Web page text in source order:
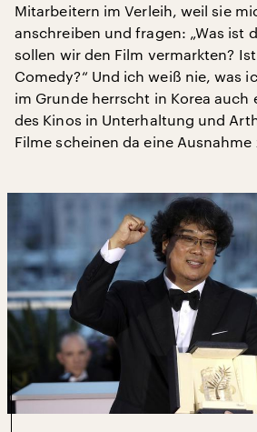
Mitarbeitern im Verleih, weil sie
anschreiben und fragen: „Was ist
sollen wir den Film vermarkten?
Comedy?“ Und ich weiß nie, was
im Grunde herrscht in Korea auch
des Kinos in Unterhaltung und
Filme scheinen da eine Ausnahme